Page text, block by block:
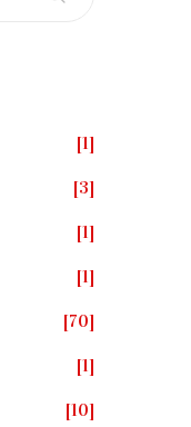
1
3
1
1
70
1
10